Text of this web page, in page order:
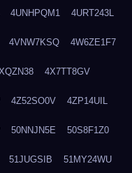
4UNHPQM1 4URT243L
4VNW7KSQ 4W6ZE1F7
4X7TT8GV
4Z52SO0V 4ZP14UIL
50NNJN5E 50S8F1Z0
51JUGSIB 51MY24WU